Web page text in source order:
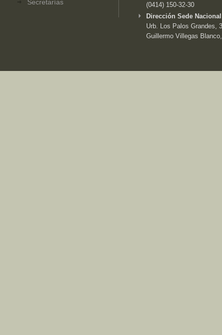
Secretarías
(0414) 150-32-30
Dirección Sede
Urb. Los Palos Grandes,
Guillermo Villegas